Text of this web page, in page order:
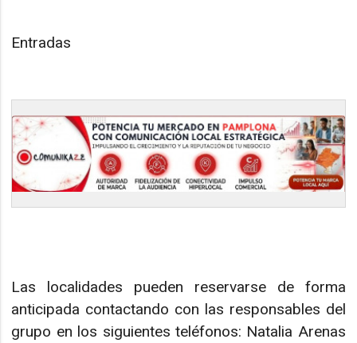
Entradas
Las localidades pueden reservarse de forma
anticipada contactando con las responsables del
grupo en los siguientes teléfonos: Natalia Arenas